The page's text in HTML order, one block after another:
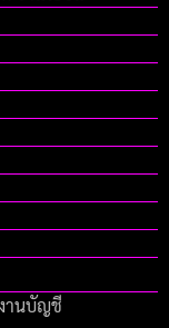
านบัญชี